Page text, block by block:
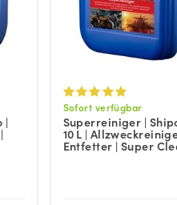
|
Sofort verfügbar
Superreiniger |
10 L |
Entfetter | Super